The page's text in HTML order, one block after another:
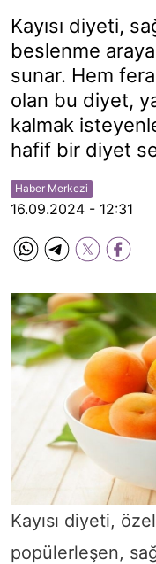
Kayısı diyeti,
beslenme
sunar. Hem
olan bu diyet,
kalmak
hafif bir diyet
Haber Merkezi
16.09.2024 - 12:31
Kayısı diyeti,
popülerleşen,